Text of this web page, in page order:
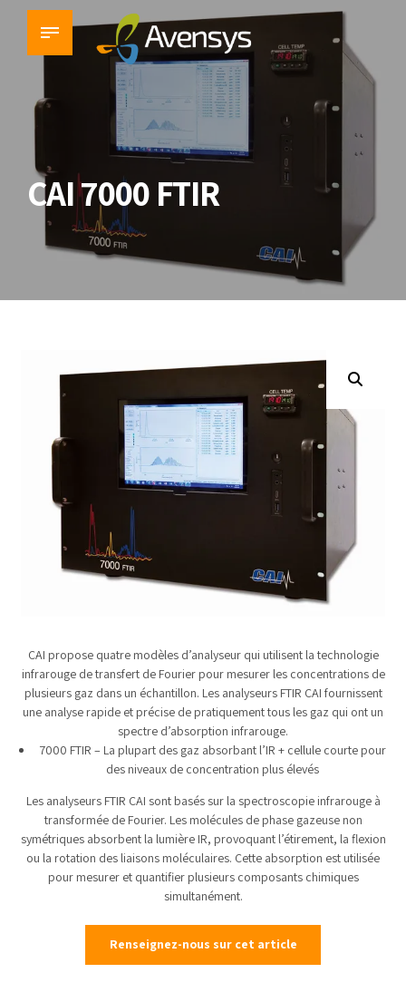
CAI 7000 FTIR
CAI propose quatre modèles d’analyseur qui utilisent la technologie
infrarouge de transfert de Fourier pour mesurer les concentrations de
plusieurs gaz dans un échantillon. Les analyseurs FTIR CAI fournissent
une analyse rapide et précise de pratiquement tous les gaz qui ont un
spectre d’absorption infrarouge.
7000 FTIR – La plupart des gaz absorbant l’IR + cellule courte pour
des niveaux de concentration plus élevés
Les analyseurs FTIR CAI sont basés sur la spectroscopie infrarouge à
transformée de Fourier. Les molécules de phase gazeuse non
symétriques absorbent la lumière IR, provoquant l’étirement, la flexion
ou la rotation des liaisons moléculaires. Cette absorption est utilisée
pour mesurer et quantifier plusieurs composants chimiques
simultanément.
Renseignez-nous sur cet article